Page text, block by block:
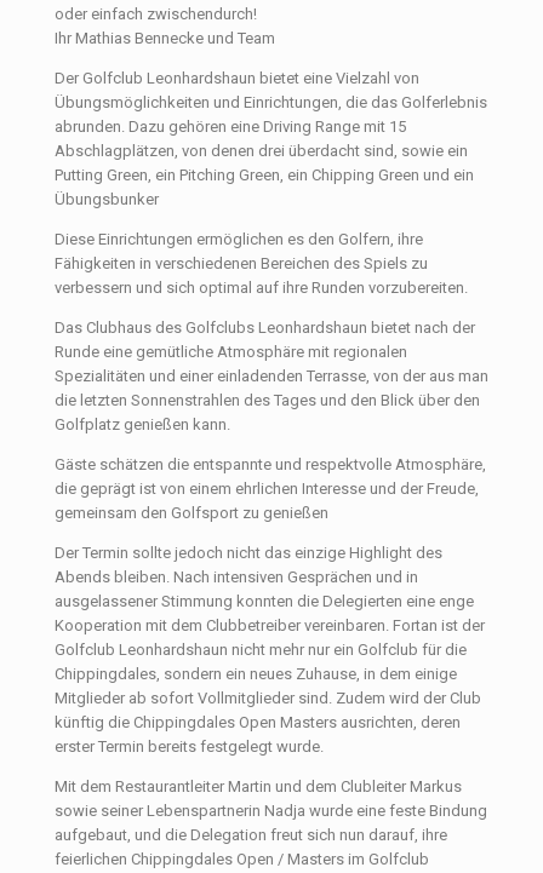
oder einfach zwischendurch!
Ihr Mathias Bennecke und Team
Der Golfclub Leonhardshaun bietet eine Vielzahl von
Übungsmöglichkeiten und Einrichtungen, die das Golferlebnis
abrunden. Dazu gehören eine Driving Range mit 15
Abschlagplätzen, von denen drei überdacht sind, sowie ein
Putting Green, ein Pitching Green, ein Chipping Green und ein
Übungsbunker
Diese Einrichtungen ermöglichen es den Golfern, ihre
Fähigkeiten in verschiedenen Bereichen des Spiels zu
verbessern und sich optimal auf ihre Runden vorzubereiten.
Das Clubhaus des Golfclubs Leonhardshaun bietet nach der
Runde eine gemütliche Atmosphäre mit regionalen
Spezialitäten und einer einladenden Terrasse, von der aus man
die letzten Sonnenstrahlen des Tages und den Blick über den
Golfplatz genießen kann.
Gäste schätzen die entspannte und respektvolle Atmosphäre,
die geprägt ist von einem ehrlichen Interesse und der Freude,
gemeinsam den Golfsport zu genießen
Der Termin sollte jedoch nicht das einzige Highlight des
Abends bleiben. Nach intensiven Gesprächen und in
ausgelassener Stimmung konnten die Delegierten eine enge
Kooperation mit dem Clubbetreiber vereinbaren. Fortan ist der
Golfclub Leonhardshaun nicht mehr nur ein Golfclub für die
Chippingdales, sondern ein neues Zuhause, in dem einige
Mitglieder ab sofort Vollmitglieder sind. Zudem wird der Club
künftig die Chippingdales Open Masters ausrichten, deren
erster Termin bereits festgelegt wurde.
Mit dem Restaurantleiter Martin und dem Clubleiter Markus
sowie seiner Lebenspartnerin Nadja wurde eine feste Bindung
aufgebaut, und die Delegation freut sich nun darauf, ihre
feierlichen Chippingdales Open / Masters im Golfclub